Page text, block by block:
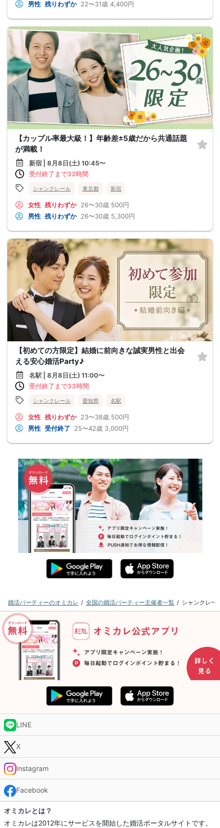
男性 残りわずか 22〜31歳 4,400円
【カップル率最大級！】年齢差±5歳だから共通話題
が満載！
新宿 | 8月8日(土) 10:45〜
受付終了まで32時間
シャンクレール 東京都 新宿
女性 残りわずか 26〜30歳 500円
男性 残りわずか 26〜30歳 5,300円
【初めての方限定】結婚に前向きな誠実男性と出会
える安心婚活Party♪
名駅 | 8月8日(土) 11:00〜
受付終了まで33時間
シャンクレール 愛知県 名駅
女性 残りわずか 23〜38歳 500円
男性 受付終了 25〜42歳 3,000円
婚活パーティーのオミカレ 全国の婚活パーティー主催者一覧 シャンクレー
LINE
X
Instagram
Facebook
オミカレとは？
オミカレは2012年にサービスを開始した婚活ポータルサイトです。